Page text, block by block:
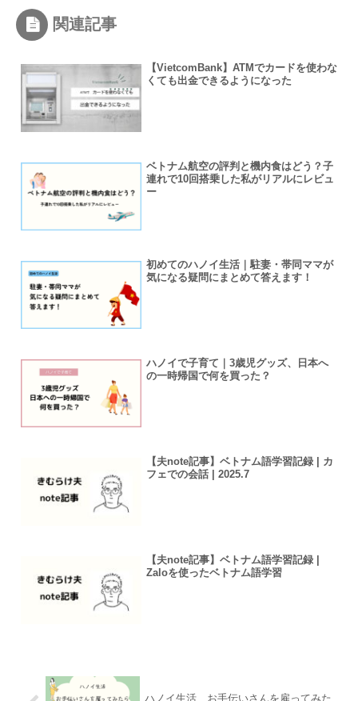
関連記事
【VietcomBank】ATMでカードを使わな
くても出金できるようになった
ベトナム航空の評判と機内食はどう？子
連れで10回搭乗した私がリアルにレビュ
ー
初めてのハノイ生活｜駐妻・帯同ママが
気になる疑問にまとめて答えます！
ハノイで子育て｜3歳児グッズ、日本へ
の一時帰国で何を買った？
【夫note記事】ベトナム語学習記録 | カ
フェでの会話 | 2025.7
【夫note記事】ベトナム語学習記録 |
Zaloを使ったベトナム語学習
ハノイ生活 お手伝いさんを雇ってみた